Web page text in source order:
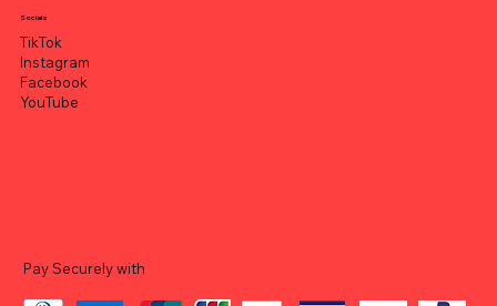
Socials
TikTok
Instagram
Facebook
YouTube
Pay Securely with